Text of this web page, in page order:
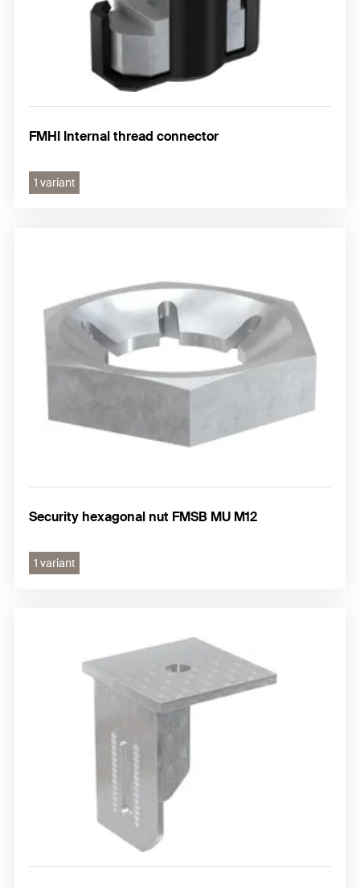
FMHI Internal thread connector
1 variant
Security hexagonal nut FMSB MU M12
1 variant